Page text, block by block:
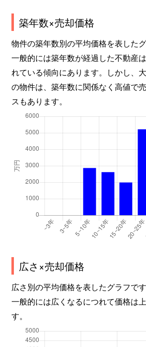
築年数×売却価格
物件の築年数別の平均価格を表したグ
一般的には築年数が経過した不動産
れている傾向にあります。しかし、
の物件は、築年数に関係なく高値で
スもあります。
広さ×売却価格
広さ別の平均価格を表したグラフです
一般的には広くなるにつれて価格は
す。